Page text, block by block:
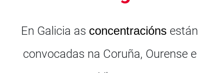
En Galicia as concentracións están
convocadas na Coruña, Ourense e